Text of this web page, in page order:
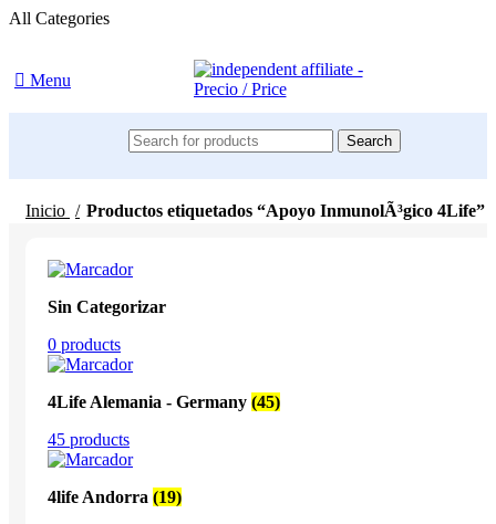
All Categories
Menu
Search
Inicio Productos etiquetados “Apoyo InmunolÃ³gico 4Life”
Sin Categorizar
0 products
4Life Alemania - Germany (45)
45 products
4life Andorra (19)